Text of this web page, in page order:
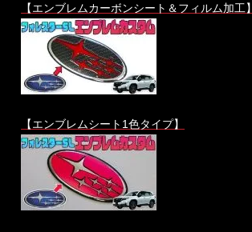
【エンブレムカーボンシート＆フィルム加工】
【エンブレムシート1色タイプ】